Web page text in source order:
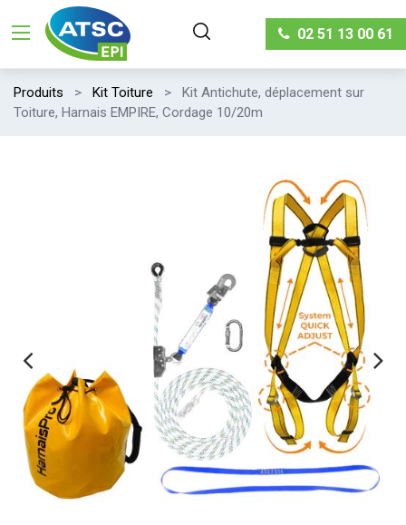
02 51 13 00 61
Produits Kit Toiture
Kit Antichute, déplacement sur
Toiture, Harnais EMPIRE, Cordage 10/20m